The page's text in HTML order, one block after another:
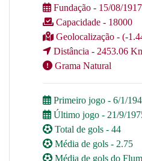
Fundação - 15/08/1917
Capacidade - 18000
Geolocalização - (-
Distância - 2453.06
Grama Natural
Primeiro jogo - 6/1/
Último jogo - 21/9/
Total de gols - 44
Média de gols - 2.75
Média de gols do